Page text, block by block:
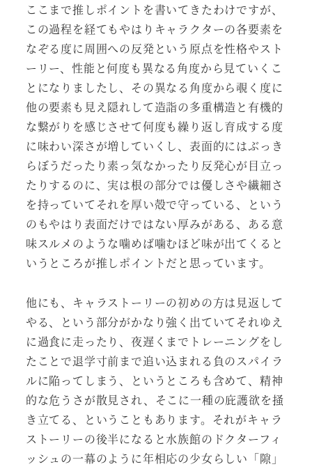
ここまで推しポイントを書いてきたわけですが、
この過程を経てもやはりキャラクターの各要素を
なぞる度に周囲への反発という原点を性格やスト
ーリー、性能と何度も異なる角度から見ていくこ
とになりましたし、その異なる角度から覗く度に
他の要素も見え隠れして造詣の多重構造と有機的
な繋がりを感じさせて何度も繰り返し育成する度
に味わい深さが増していくし、表面的にはぶっき
らぼうだったり素っ気なかったり反発心が目立っ
たりするのに、実は根の部分では優しさや繊細さ
を持っていてそれを厚い殻で守っている、という
のもやはり表面だけではない厚みがある、ある意
味スルメのような噛めば噛むほど味が出てくると
いうところが推しポイントだと思っています。
他にも、キャラストーリーの初めの方は見返して
やる、という部分がかなり強く出ていてそれゆえ
に過食に走ったり、夜遅くまでトレーニングをし
たことで退学寸前まで追い込まれる負のスパイラ
ルに陥ってしまう、というところも含めて、精神
的な危うさが散見され、そこに一種の庇護欲を掻
き立てる、ということもあります。それがキャラ
ストーリーの後半になると水族館のドクターフィ
ッシュの一幕のように年相応の少女らしい「隙」